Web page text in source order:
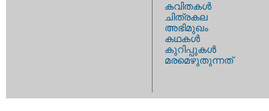
കവിതകള്‍
ചിത്രകല
അഭിമുഖം
കഥകള്‍
കുറിപ്പുകള്‍
മരമെഴുതുന്നത്